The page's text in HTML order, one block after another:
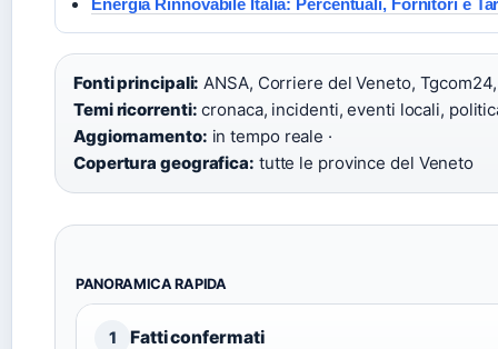
Energia Rinnovabile Italia: Percentuali, Fornitori e
Fonti principali: ANSA, Corriere del Veneto,
Temi ricorrenti: cronaca, incidenti, eventi locali,
Aggiornamento: in tempo reale ·
Copertura geografica: tutte le province del Veneto
PANORAMICA RAPIDA
1 Fatti confermati